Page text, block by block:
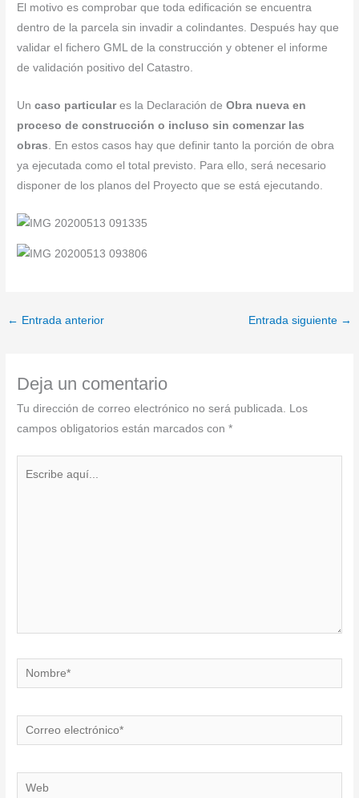
El motivo es comprobar que toda edificación se encuentra
dentro de la parcela sin invadir a colindantes. Después hay que
validar el fichero GML de la construcción y obtener el informe
de validación positivo del Catastro.
Uncaso particulares la Declaración deObra nueva en
proceso de construcción o incluso sin comenzar las
obras . En estos casos hay que definir tanto la porción de obra
ya ejecutada como el total previsto. Para ello, será necesario
disponer de los planos del Proyecto que se está ejecutando.
← Entrada anterior Entrada siguiente →
Deja un comentario
Tu dirección de correo electrónico no será publicada. Los
campos obligatorios están marcados con*
Nombre*
Correo
electrónico*
Web